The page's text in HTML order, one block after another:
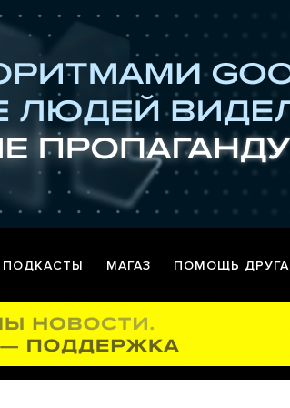
ПОДКАСТЫ МАГАЗ ПОМОЩЬ ДРУГА